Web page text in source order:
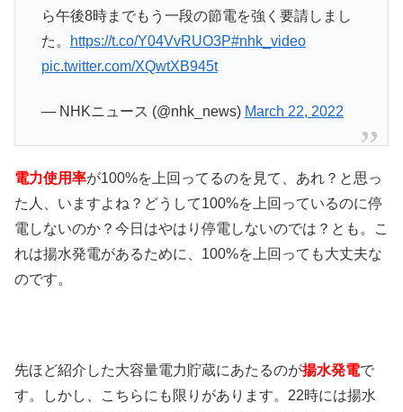
ら午後8時までもう一段の節電を強く要請しまし
た。
https://t.co/Y04VvRUO3P#nhk_video
pic.twitter.com/XQwtXB945t
— NHKニュース (@nhk_news) March 22, 2022
電力使用率が100%を上回ってるのを見て、あれ？と思っ
た人、いますよね？どうして100%を上回っているのに停
電しないのか？今日はやはり停電しないのでは？とも。こ
れは揚水発電があるために、100%を上回っても大丈夫な
のです。
先ほど紹介した大容量電力貯蔵にあたるのが揚水発電で
す。しかし、こちらにも限りがあります。22時には揚水